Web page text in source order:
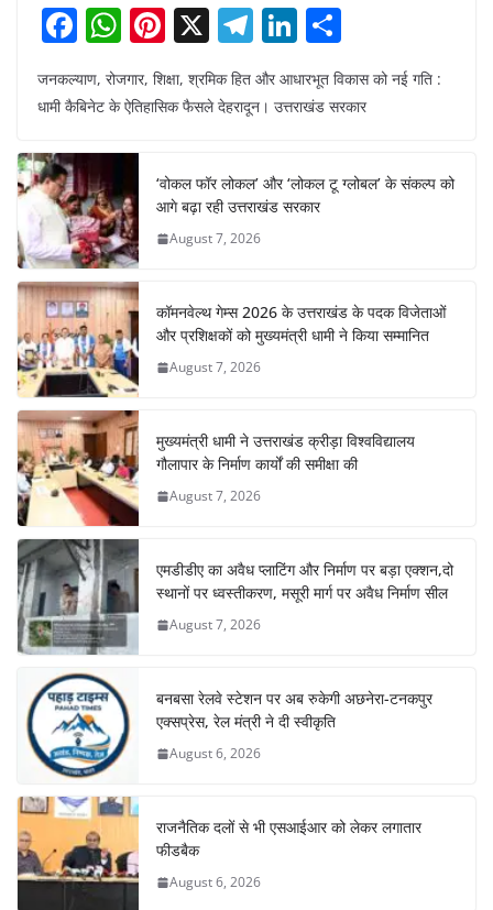
F
c
b
o
o
k
W
at
s
A
p
p
Pi
er
st
X T
el
e
a
m
Li
k
dI
n
h
ar
जनकल्याण, रोजगार, शिक्षा, श्रमिक हित और आधारभूत विकास को नई गति :
धामी कैबिनेट के ऐतिहासिक फैसले देहरादून। उत्तराखंड सरकार
‘वोकल फॉर लोकल’ और ‘लोकल टू ग्लोबल’ के संकल्प को
आगे बढ़ा रही उत्तराखंड सरकार
August 7, 2026
कॉमनवेल्थ गेम्स 2026 के उत्तराखंड के पदक विजेताओं
और प्रशिक्षकों को मुख्यमंत्री धामी ने किया सम्मानित
August 7, 2026
मुख्यमंत्री धामी ने उत्तराखंड क्रीड़ा विश्वविद्यालय
गौलापार के निर्माण कार्यों की समीक्षा की
August 7, 2026
एमडीडीए का अवैध प्लाटिंग और निर्माण पर बड़ा एक्शन,दो
स्थानों पर ध्वस्तीकरण, मसूरी मार्ग पर अवैध निर्माण सील
August 7, 2026
बनबसा रेलवे स्टेशन पर अब रुकेगी अछनेरा-टनकपुर
एक्सप्रेस, रेल मंत्री ने दी स्वीकृति
August 6, 2026
राजनैतिक दलों से भी एसआईआर को लेकर लगातार
फीडबैक
August 6, 2026